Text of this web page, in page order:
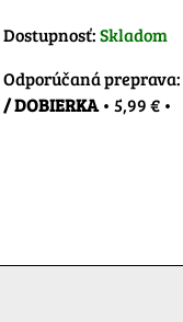
Dostupnosť:Skladom
/ DOBIERKA• 5,99 € •